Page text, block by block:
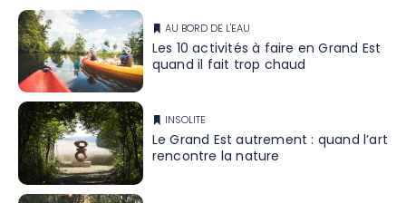
AU BORD DE L'EAU
Les 10 activités à faire en Grand Est
quand il fait trop chaud
INSOLITE
Le Grand Est autrement : quand l’art
rencontre la nature